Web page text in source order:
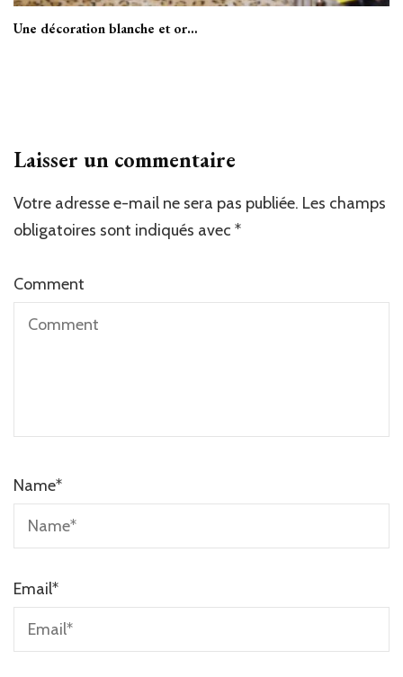
Une décoration blanche et or…
Laisser un commentaire
Votre adresse e-mail ne sera pas publiée. Les champs
obligatoires sont indiqués avec *
Comment
Name*
Email*